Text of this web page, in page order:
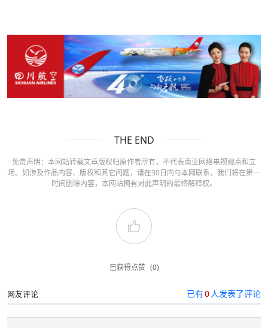
THE END
免责声明：本网站转载文章版权归原作者所有，不代表南亚网络电视观点和立
场。如涉及作品内容、版权和其它问题，请在30日内与本网联系，我们将在第一
时间删除内容，本网站拥有对此声明的最终解释权。
已获得点赞 (0)
网友评论 已有0 人发表了评论